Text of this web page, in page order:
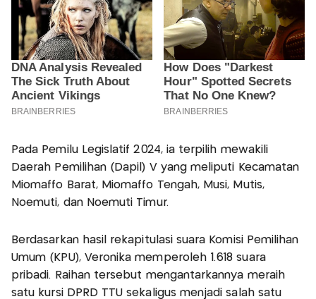
Pada Pemilu Legislatif 2024, ia terpilih mewakili
Daerah Pemilihan (Dapil) V yang meliputi Kecamatan
Miomaffo Barat, Miomaffo Tengah, Musi, Mutis,
Noemuti, dan Noemuti Timur.
Berdasarkan hasil rekapitulasi suara Komisi Pemilihan
Umum (KPU), Veronika memperoleh 1.618 suara
pribadi. Raihan tersebut mengantarkannya meraih
satu kursi DPRD TTU sekaligus menjadi salah satu